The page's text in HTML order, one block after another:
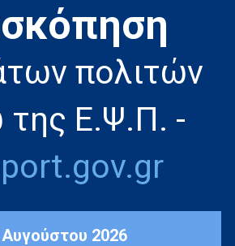
πολιτών
της Ε.Ψ.Π. -
2026